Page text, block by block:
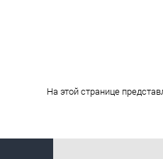
На этой странице